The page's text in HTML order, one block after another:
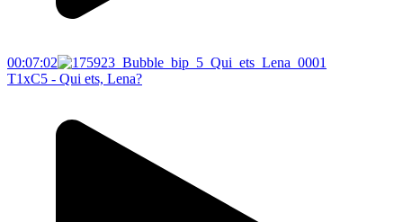
00:07:02
T1xC5 - Qui ets, Lena?